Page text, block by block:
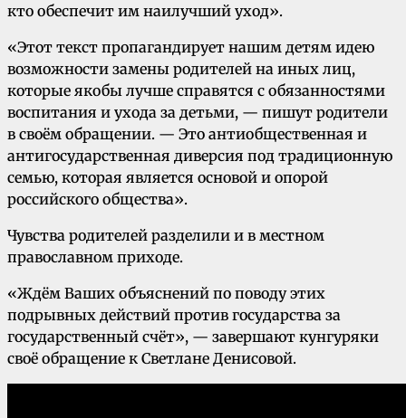
кто обеспечит им наилучший уход».
«Этот текст пропагандирует нашим детям идею
возможности замены родителей на иных лиц,
которые якобы лучше справятся с обязанностями
воспитания и ухода за детьми, — пишут родители
в своём обращении. — Это антиобщественная и
антигосударственная диверсия под традиционную
семью, которая является основой и опорой
российского общества».
Чувства родителей разделили и в местном
православном приходе.
«Ждём Ваших объяснений по поводу этих
подрывных действий против государства за
государственный счёт», — завершают кунгуряки
своё обращение к Светлане Денисовой.